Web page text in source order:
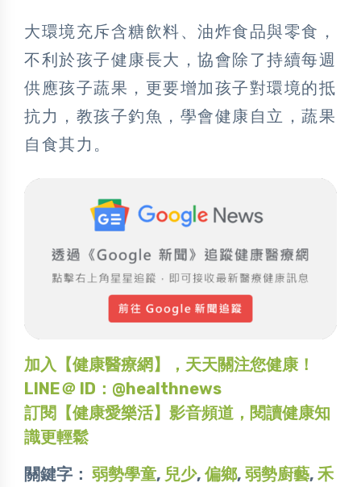
大環境充斥含糖飲料、油炸食品與零食，
不利於孩子健康長大，協會除了持續每週
供應孩子蔬果，更要增加孩子對環境的抵
抗力，教孩子釣魚，學會健康自立，蔬果
自食其力。
加入【健康醫療網】，天天關注您健康！
LINE＠ ID：@healthnews
訂閱【健康愛樂活】影音頻道，閱讀健康知
識更輕鬆
關鍵字： 弱勢學童, 兒少, 偏鄉, 弱勢廚藝, 禾